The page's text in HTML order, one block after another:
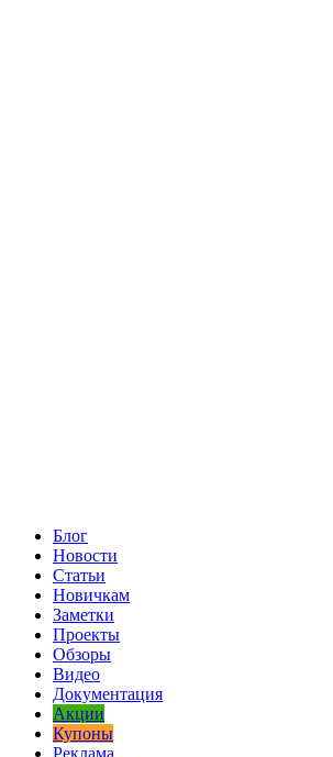
Блог
Новости
Статьи
Новичкам
Заметки
Проекты
Обзоры
Видео
Документация
Акции
Купоны
Реклама